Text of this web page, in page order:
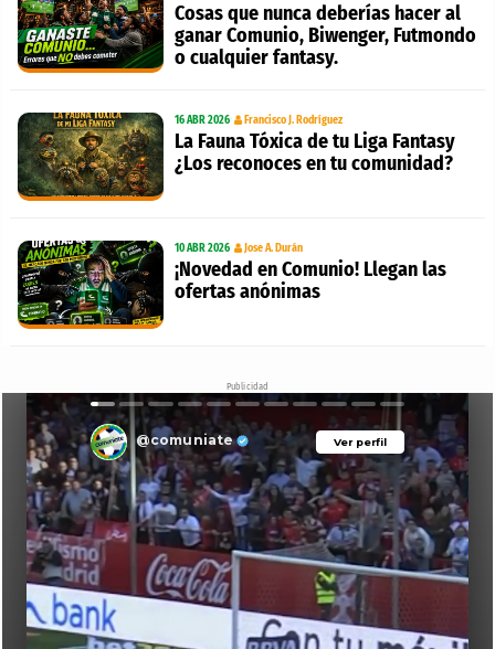
Cosas que nunca deberías hacer al
ganar Comunio, Biwenger, Futmondo
o cualquier fantasy.
16 ABR 2026 Francisco J. Rodríguez
La Fauna Tóxica de tu Liga Fantasy
¿Los reconoces en tu comunidad?
10 ABR 2026 Jose A. Durán
¡Novedad en Comunio! Llegan las
ofertas anónimas
Publicidad
Ver perfil
@comuniate Ver perfil